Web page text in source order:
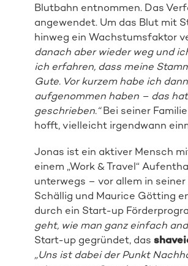
Blutbahn entnommen. Das
angewendet. Um das Blut mit
hinweg ein Wachstumsfaktor
danach aber wieder weg und
ich erfahren, dass meine
Gute. Vor kurzem habe ich
aufgenommen haben – das
geschrieben.“Bei seiner
hofft, vielleicht irgendwann
Jonas ist ein aktiver Mensch
einem „Work & Travel“
unterwegs – vor allem in
Schällig und Maurice Götting
durch ein Start-up
geht, wie man ganz einfach
Start-up gegründet, das
„Uns ist dabei der Punkt